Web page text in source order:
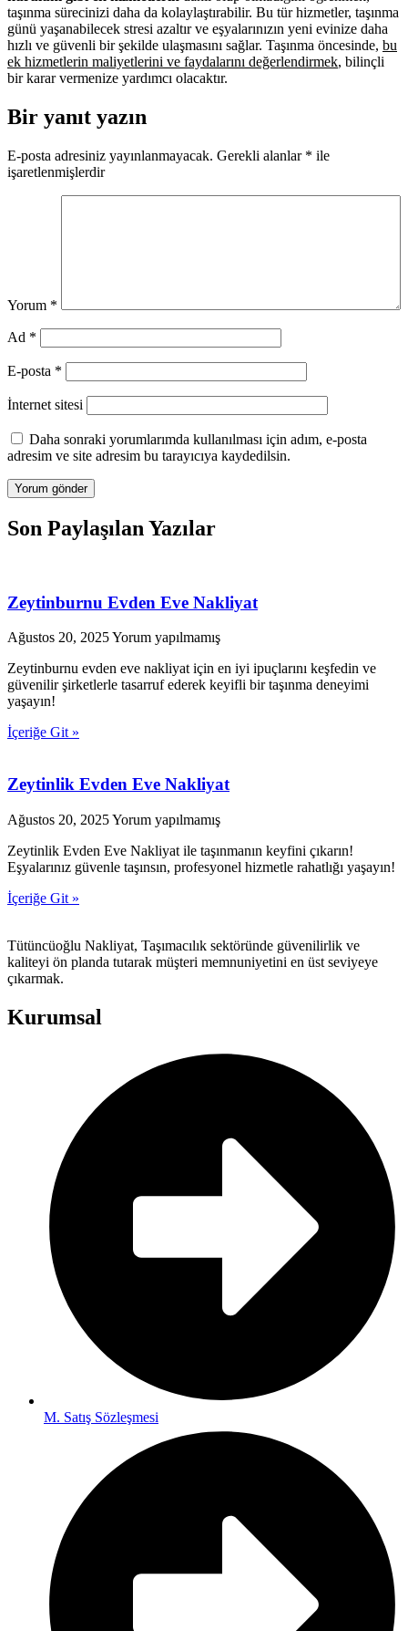
taşınma sürecinizi daha da kolaylaştırabilir. Bu tür hizmetler, taşınma
günü yaşanabilecek stresi azaltır ve eşyalarınızın yeni evinize daha
hızlı ve güvenli bir şekilde ulaşmasını sağlar. Taşınma öncesinde, bu
ek hizmetlerin maliyetlerini ve faydalarını değerlendirmek, bilinçli
bir karar vermenize yardımcı olacaktır.
Bir yanıt yazın
E-posta adresiniz yayınlanmayacak. Gerekli alanlar * ile
işaretlenmişlerdir
Yorum *
Ad *
E-posta *
İnternet sitesi
Daha sonraki yorumlarımda kullanılması için adım, e-posta
adresim ve site adresim bu tarayıcıya kaydedilsin.
Son Paylaşılan Yazılar
Zeytinburnu Evden Eve Nakliyat
Ağustos 20, 2025Yorum yapılmamış
Zeytinburnu evden eve nakliyat için en iyi ipuçlarını keşfedin ve
güvenilir şirketlerle tasarruf ederek keyifli bir taşınma deneyimi
yaşayın!
İçeriğe Git »
Zeytinlik Evden Eve Nakliyat
Ağustos 20, 2025Yorum yapılmamış
Zeytinlik Evden Eve Nakliyat ile taşınmanın keyfini çıkarın!
Eşyalarınız güvenle taşınsın, profesyonel hizmetle rahatlığı yaşayın!
İçeriğe Git »
Tütüncüoğlu Nakliyat, Taşımacılık sektöründe güvenilirlik ve
kaliteyi ön planda tutarak müşteri memnuniyetini en üst seviyeye
çıkarmak.
Kurumsal
M. Satış Sözleşmesi